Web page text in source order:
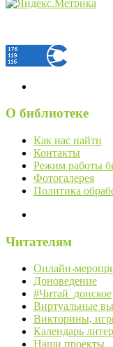
О библиотеке
Как нас найти
Контакты
Режим работы
Фотогалерея
Политика
Читателям
Онлайн-
Доноведение
#Читай_донское
Виртуальные
Викторины,
Календарь
Наши проекты